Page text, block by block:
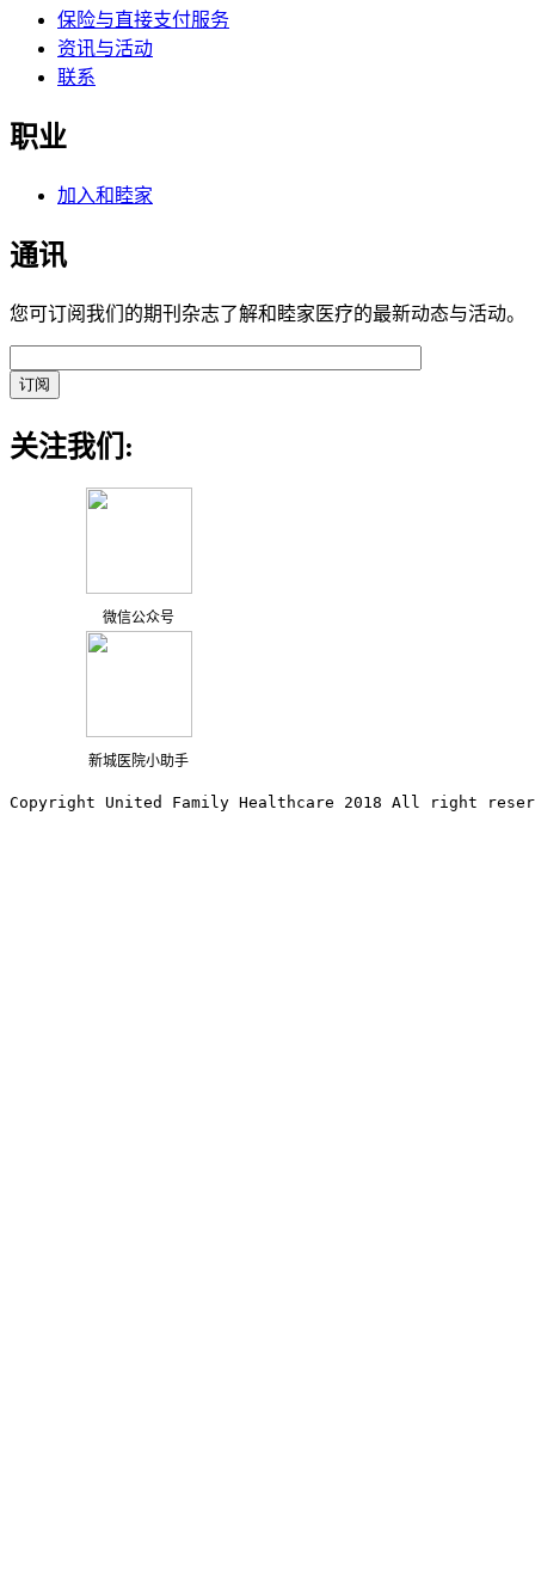
保险与直接支付服务
资讯与活动
联系
职业
加入和睦家
通讯
您可订阅我们的期刊杂志了解和睦家医疗的最新动态与活动。
关注我们:
微信公众号
新城医院小助手
Copyright United Family Healthcare 2018 All right